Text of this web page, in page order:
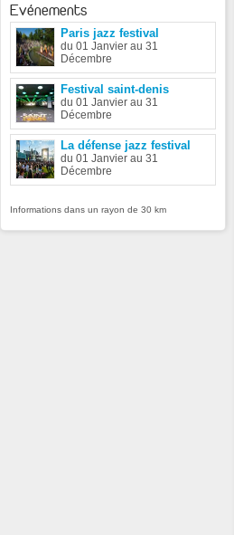
Evénements
Paris jazz festival
du 01 Janvier au 31
Décembre
Festival saint-denis
du 01 Janvier au 31
Décembre
La défense jazz festival
du 01 Janvier au 31
Décembre
Informations dans un rayon de 30 km